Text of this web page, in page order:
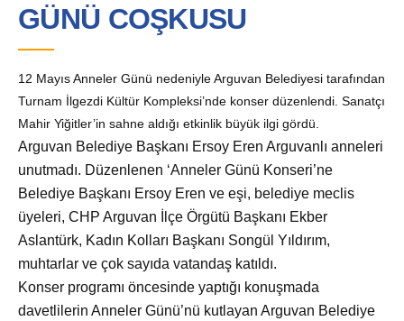
GÜNÜ COŞKUSU
12 Mayıs Anneler Günü nedeniyle Arguvan Belediyesi tarafından
Turnam İlgezdi Kültür Kompleksi’nde konser düzenlendi. Sanatçı
Mahir Yiğitler’in sahne aldığı etkinlik büyük ilgi gördü.
Arguvan Belediye Başkanı Ersoy Eren Arguvanlı anneleri
unutmadı. Düzenlenen ‘Anneler Günü Konseri’ne
Belediye Başkanı Ersoy Eren ve eşi, belediye meclis
üyeleri, CHP Arguvan İlçe Örgütü Başkanı Ekber
Aslantürk, Kadın Kolları Başkanı Songül Yıldırım,
muhtarlar ve çok sayıda vatandaş katıldı.
Konser programı öncesinde yaptığı konuşmada
davetlilerin Anneler Günü’nü kutlayan Arguvan Belediye